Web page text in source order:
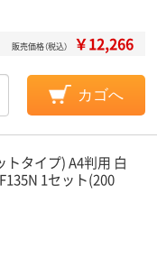
販売価格（税込） ￥12,266
カゴへ
タイプ) A4判用 白
1セット(200